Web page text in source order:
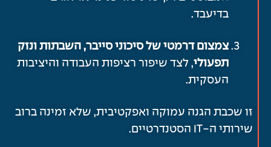
בדיעבד.
צמצום דרמטי של סיכוני סייבר, השבתות ונזק
תפעולי, לצד שיפור רציפות העבודה והיציבות
העסקית.
זו שכבת הגנה עמוקה ואפקטיבית, שלא זמינה ברוב
שירותי ה-IT הסטנדרטיים.